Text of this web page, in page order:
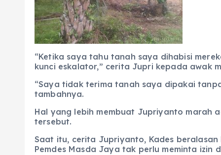
“Ketika saya tahu tanah saya dihabisi
kunci eskalator,” cerita Jupri kepada awak
“Saya tidak terima tanah saya dipakai
tambahnya.
Hal yang lebih membuat Jupriyanto marah
tersebut.
Saat itu, cerita Jupriyanto, Kades
Pemdes Masda Jaya tak perlu meminta izin